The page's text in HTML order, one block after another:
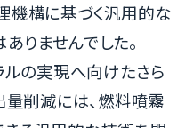
機構に基づく汎用的な
りませんでした。
の実現へ向けたさら
量削減には、燃料噴霧